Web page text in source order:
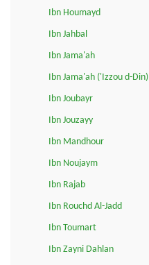
Ibn Houmayd
Ibn Jahbal
Ibn Jama'ah
Ibn Jama'ah ('Izzou d-Din)
Ibn Joubayr
Ibn Jouzayy
Ibn Mandhour
Ibn Noujaym
Ibn Rajab
Ibn Rouchd Al-Jadd
Ibn Toumart
Ibn Zayni Dahlan